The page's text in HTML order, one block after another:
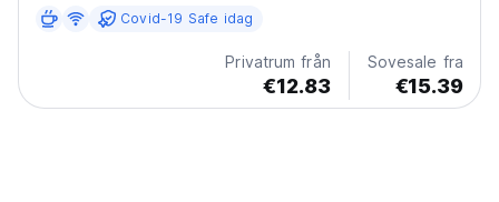
gentle song of the bird that gives our space its name.
Just as the Aracuã heralds life in harmony...
Covid-19 Safe idag
Privatrum från
€12.83
Sovesale fra
€15.39